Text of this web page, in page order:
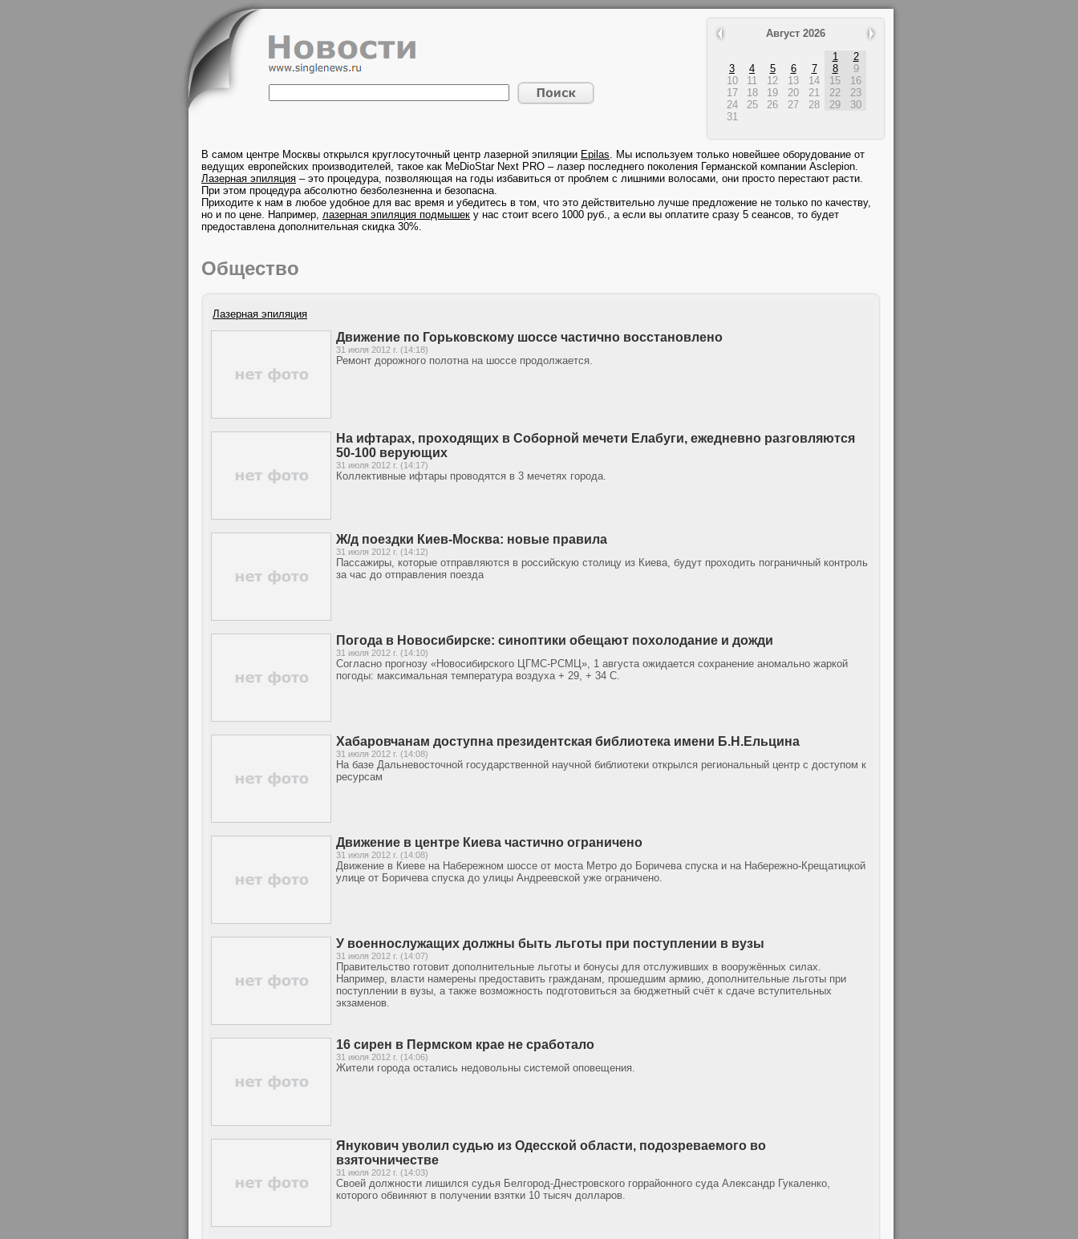
Август 2026
1
2
3
4 5 6 7 8
9
10
11 12 13 14 15
16
17
18 19 20 21 22
23
24
25 26 27 28 29
30
31
В самом центре Москвы открылся круглосуточный центр лазерной эпиляции Epilas. Мы используем только новейшее оборудование от
ведущих европейских производителей, такое как MeDioStar Next PRO – лазер последнего поколения Германской компании Asclepion.
Лазерная эпиляция – это процедура, позволяющая на годы избавиться от проблем с лишними волосами, они просто перестают расти.
При этом процедура абсолютно безболезненна и безопасна.
Приходите к нам в любое удобное для вас время и убедитесь в том, что это действительно лучше предложение не только по качеству,
но и по цене. Например, лазерная эпиляция подмышек у нас стоит всего 1000 руб., а если вы оплатите сразу 5 сеансов, то будет
предоставлена дополнительная скидка 30%.
Общество
Лазерная эпиляция
Движение по Горьковскому шоссе частично восстановлено
31 июля 2012 г. (14:18)
Ремонт дорожного полотна на шоссе продолжается.
На ифтарах, проходящих в Соборной мечети Елабуги, ежедневно разговляются
50-100 верующих
31 июля 2012 г. (14:17)
Коллективные ифтары проводятся в 3 мечетях города.
Ж/д поездки Киев-Москва: новые правила
31 июля 2012 г. (14:12)
Пассажиры, которые отправляются в российскую столицу из Киева, будут проходить пограничный контроль
за час до отправления поезда
Погода в Новосибирске: синоптики обещают похолодание и дожди
31 июля 2012 г. (14:10)
Согласно прогнозу «Новосибирского ЦГМС-РСМЦ», 1 августа ожидается сохранение аномально жаркой
погоды: максимальная температура воздуха + 29, + 34 С.
Хабаровчанам доступна президентская библиотека имени Б.Н.Ельцина
31 июля 2012 г. (14:08)
На базе Дальневосточной государственной научной библиотеки открылся региональный центр с доступом к
ресурсам
Движение в центре Киева частично ограничено
31 июля 2012 г. (14:08)
Движение в Киеве на Набережном шоссе от моста Метро до Боричева спуска и на Набережно-Крещатицкой
улице от Боричева спуска до улицы Андреевской уже ограничено.
У военнослужащих должны быть льготы при поступлении в вузы
31 июля 2012 г. (14:07)
Правительство готовит дополнительные льготы и бонусы для отслуживших в вооружённых силах.
Например, власти намерены предоставить гражданам, прошедшим армию, дополнительные льготы при
поступлении в вузы, а также возможность подготовиться за бюджетный счёт к сдаче вступительных
экзаменов.
16 сирен в Пермском крае не сработало
31 июля 2012 г. (14:06)
Жители города остались недовольны системой оповещения.
Янукович уволил судью из Одесской области, подозреваемого во
взяточничестве
31 июля 2012 г. (14:03)
Своей должности лишился судья Белгород-Днестровского горрайонного суда Александр Гукаленко,
которого обвиняют в получении взятки 10 тысяч долларов.